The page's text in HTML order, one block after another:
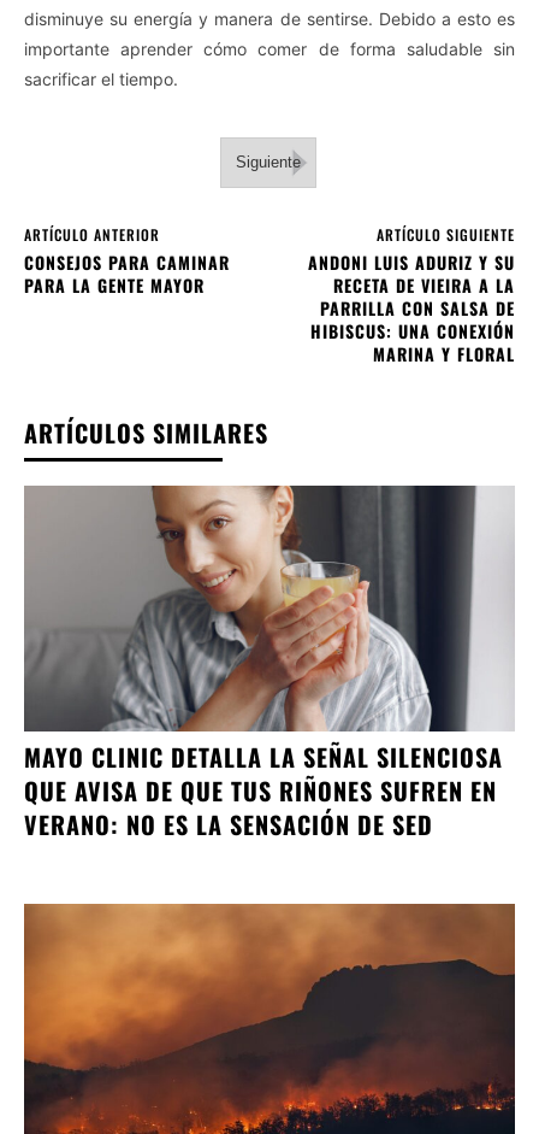
disminuye su energía y manera de sentirse. Debido a esto es
importante aprender cómo comer de forma saludable sin
sacrificar el tiempo.
Siguiente
ARTÍCULO ANTERIOR
CONSEJOS PARA CAMINAR
PARA LA GENTE MAYOR
ARTÍCULO SIGUIENTE
ANDONI LUIS ADURIZ Y SU
RECETA DE VIEIRA A LA
PARRILLA CON SALSA DE
HIBISCUS: UNA CONEXIÓN
MARINA Y FLORAL
ARTÍCULOS SIMILARES
MAYO CLINIC DETALLA LA SEÑAL SILENCIOSA
QUE AVISA DE QUE TUS RIÑONES SUFREN EN
VERANO: NO ES LA SENSACIÓN DE SED